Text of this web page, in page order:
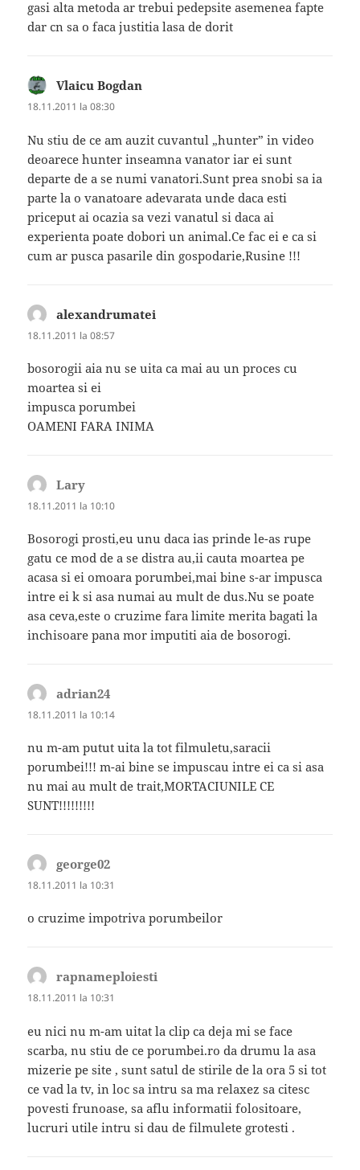
gasi alta metoda ar trebui pedepsite asemenea fapte
dar cn sa o faca justitia lasa de dorit
Vlaicu Bogdan
18.11.2011 la 08:30
Nu stiu de ce am auzit cuvantul „hunter” in video
deoarece hunter inseamna vanator iar ei sunt
departe de a se numi vanatori.Sunt prea snobi sa ia
parte la o vanatoare adevarata unde daca esti
priceput ai ocazia sa vezi vanatul si daca ai
experienta poate dobori un animal.Ce fac ei e ca si
cum ar pusca pasarile din gospodarie,Rusine !!!
alexandrumatei
18.11.2011 la 08:57
bosorogii aia nu se uita ca mai au un proces cu
moartea si ei
impusca porumbei
OAMENI FARA INIMA
Lary
18.11.2011 la 10:10
Bosorogi prosti,eu unu daca ias prinde le-as rupe
gatu ce mod de a se distra au,ii cauta moartea pe
acasa si ei omoara porumbei,mai bine s-ar impusca
intre ei k si asa numai au mult de dus.Nu se poate
asa ceva,este o cruzime fara limite merita bagati la
inchisoare pana mor imputiti aia de bosorogi.
adrian24
18.11.2011 la 10:14
nu m-am putut uita la tot filmuletu,saracii
porumbei!!! m-ai bine se impuscau intre ei ca si asa
nu mai au mult de trait,MORTACIUNILE CE
SUNT!!!!!!!!!
george02
18.11.2011 la 10:31
o cruzime impotriva porumbeilor
rapnameploiesti
18.11.2011 la 10:31
eu nici nu m-am uitat la clip ca deja mi se face
scarba, nu stiu de ce porumbei.ro da drumu la asa
mizerie pe site , sunt satul de stirile de la ora 5 si tot
ce vad la tv, in loc sa intru sa ma relaxez sa citesc
povesti frunoase, sa aflu informatii folositoare,
lucruri utile intru si dau de filmulete grotesti .